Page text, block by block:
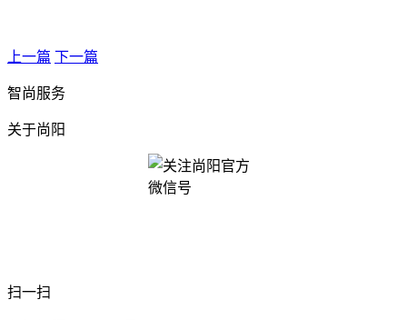
上一篇 下一篇
智尚服务
关于尚阳
扫一扫